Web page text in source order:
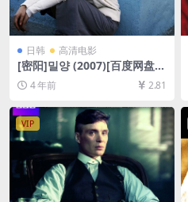
日韩 高清电影
[密阳]밀양 (2007)[百度网盘
+迅雷云盘资源1080P超清未
删减][MP4/9GB][韩语中字]
4 年前 2.81
VIP